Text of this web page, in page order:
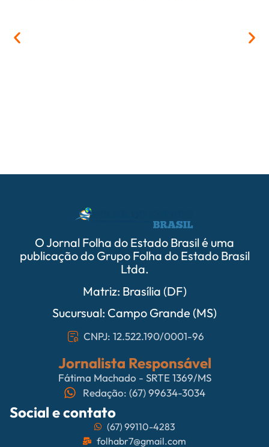
O Jornal Folha do Estado Brasil é uma
publicação do Grupo Folha do Estado Brasil
Ltda.
Matriz: Brasília (DF)
Sucursual: Campo Grande (MS)
CNPJ: 12.522.190/0001-96
Jornalista Responsável
Fátima Machado - SRTE 1369/MS
Redação: (67) 99634-3034
Social e contato
(67) 99110-4283
folhabr7@gmail.com